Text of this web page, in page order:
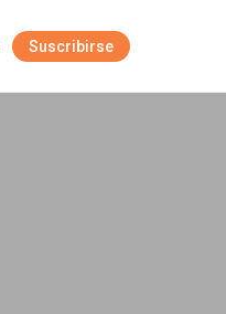
Suscribirse